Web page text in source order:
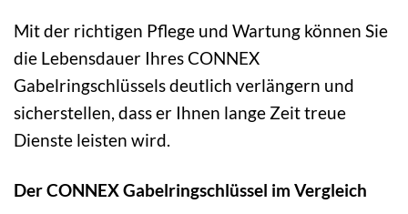
Mit der richtigen Pflege und Wartung können Sie
die Lebensdauer Ihres CONNEX
Gabelringschlüssels deutlich verlängern und
sicherstellen, dass er Ihnen lange Zeit treue
Dienste leisten wird.
Der CONNEX Gabelringschlüssel im Vergleich